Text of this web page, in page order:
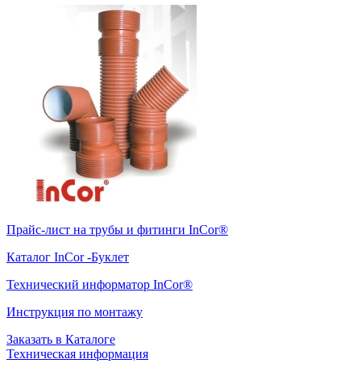
Прайс-лист на трубы и фитинги InCor®
Каталог InCor -Буклет
Технический информатор InCor®
Инструкция по монтажу
Заказать в Каталоге
Техническая информация